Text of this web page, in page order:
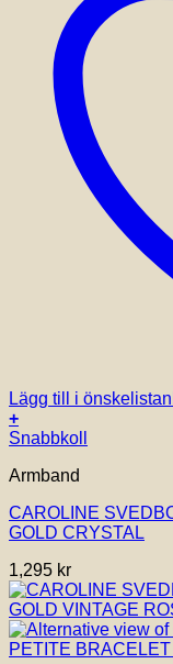
Lägg till i
+
Snabbkoll
Armband
CAROLINE
GOLD CRYSTAL
1,295 kr